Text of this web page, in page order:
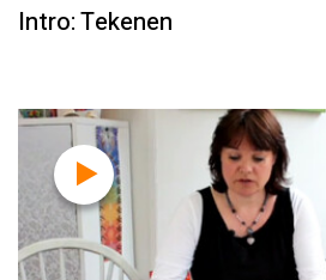
Intro: Tekenen